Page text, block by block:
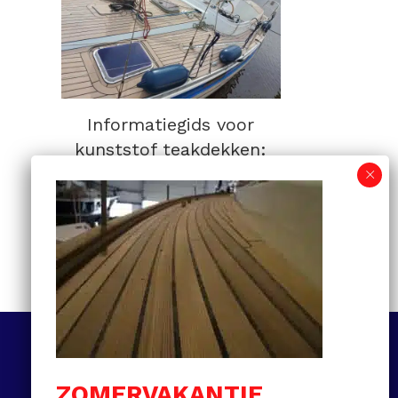
Informatiegids voor
kunststof teakdekken:
onderhoud en prijzen
MEER LEZEN
Volg ons